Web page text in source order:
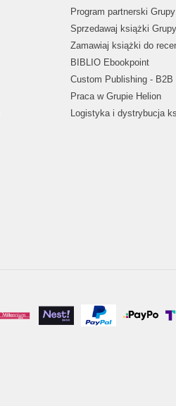
Program partnerski
Sprzedawaj książki
Zamawiaj książki do
BIBLIO Ebookpoint
Custom Publishing - B2B
Praca w Grupie Helion
Logistyka i dystrybucja